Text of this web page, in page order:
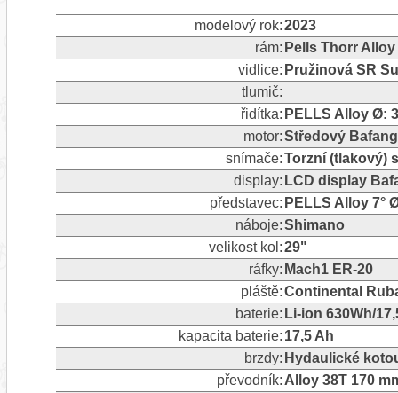
modelový rok:2023
rám: Pells Thorr Alloy
vidlice: Pružinová SR
tlumič:
řidítka: PELLS Alloy Ø:
motor:Středový
snímače:Torzní (tlakový)
display: LCD display
představec: PELLS Alloy 7°
náboje:Shimano
velikost kol:29"
ráfky: Mach1 ER-20
pláště:Continental
baterie: Li-ion 630Wh/
kapacita baterie: 17,5 Ah
brzdy: Hydaulické
převodník: Alloy 38T 170